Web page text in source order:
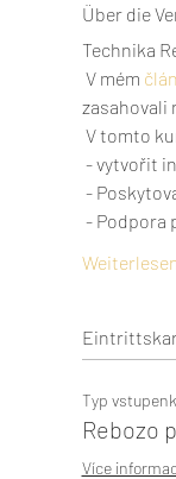
Über die
Technika
V mém
zasahovali
V tomto
- vytvořit
-
- Podpora
Typ
Rebozo
Více